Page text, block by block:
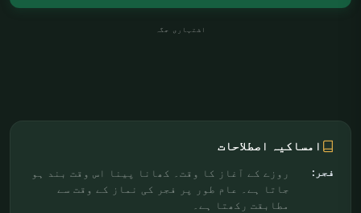
اشتہاری جگہ
امساکیہ اصطلاحات
فجر:
روزے کے آغاز کا وقت۔ کھانا پینا اس وقت بند ہو
جاتا ہے۔ عام طور پر فجر کی نماز کے وقت سے
مطابقت رکھتا ہے۔